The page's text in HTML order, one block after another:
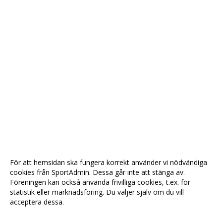
För att hemsidan ska fungera korrekt använder vi nödvändiga
cookies från SportAdmin. Dessa går inte att stänga av.
Föreningen kan också använda frivilliga cookies, t.ex. för
statistik eller marknadsföring. Du väljer själv om du vill
acceptera dessa.